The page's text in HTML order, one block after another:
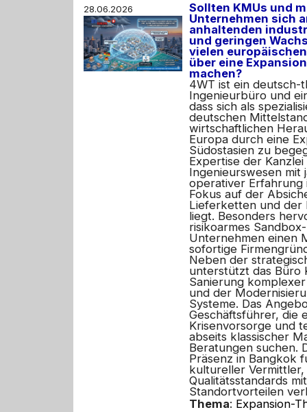
28.06.2026
Sollten KMUs und
Unternehmen sich
anhaltenden
und geringen
vielen
über eine
machen?
4WT ist ein deutsch-
Ingenieurbüro und
dass sich als
deutschen
wirtschaftlichen
Europa durch eine
Südostasien zu
Expertise der
Ingenieurswesen mit
operativer Erfahrung
Fokus auf der
Lieferketten und der
liegt. Besonders
risikoarmes
Unternehmen einen
sofortige
Neben der
unterstützt das Büro
Sanierung
und der
Systeme. Das
Geschäftsführer, die
Krisenvorsorge und
abseits klassischer
Beratungen suchen.
Präsenz in Bangkok
kultureller
Qualitätsstandards
Standortvorteilen
Thema: Expansion-